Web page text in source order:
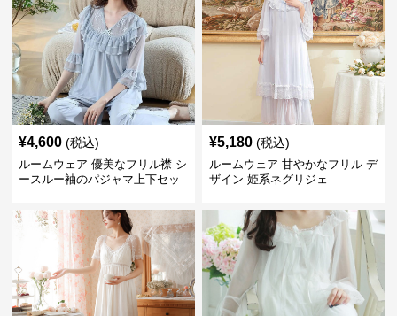
¥4,600 (税込)
ルームウェア 優美なフリル襟 シ
ースルー袖のパジャマ上下セッ
¥5,180 (税込)
ルームウェア 甘やかなフリル デ
ザイン 姫系ネグリジェ